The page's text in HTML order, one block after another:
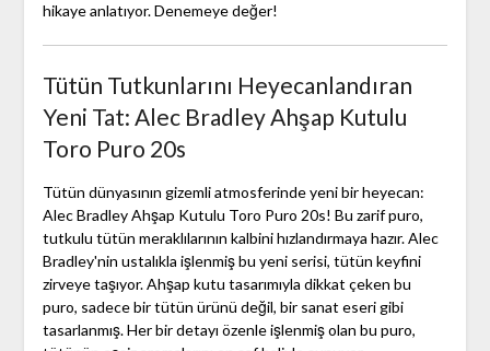
hikaye anlatıyor. Denemeye değer!
Tütün Tutkunlarını Heyecanlandıran
Yeni Tat: Alec Bradley Ahşap Kutulu
Toro Puro 20s
Tütün dünyasının gizemli atmosferinde yeni bir heyecan:
Alec Bradley Ahşap Kutulu Toro Puro 20s! Bu zarif puro,
tutkulu tütün meraklılarının kalbini hızlandırmaya hazır. Alec
Bradley'nin ustalıkla işlenmiş bu yeni serisi, tütün keyfini
zirveye taşıyor. Ahşap kutu tasarımıyla dikkat çeken bu
puro, sadece bir tütün ürünü değil, bir sanat eseri gibi
tasarlanmış. Her bir detayı özenle işlenmiş olan bu puro,